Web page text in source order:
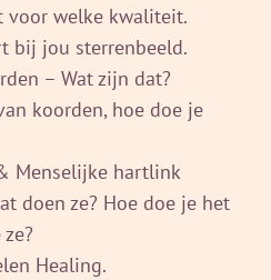
voor welke kwaliteit.
bij jou sterrenbeeld.
– Wat zijn dat?
koorden, hoe doe je
Menselijke hartlink
doen ze? Hoe doe je het
Healing.